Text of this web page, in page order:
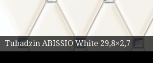
Tubadzin ABISSIO White 29,8×2,7